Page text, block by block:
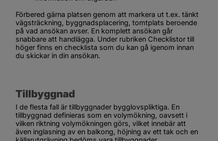
Förbered gärna platsen genom att markera ut t.ex. tänkt
vägsträckning, byggnadsplacering, tomtplats beroende
på vad ansökan avser. En komplett ansökan går
snabbare att handlägga. Under rubriken Checklistor till
höger finns en checklista som du kan gå igenom innan
du skickar in din ansökan.
Tillbyggnad
I de flesta fall är tillbyggnader bygglovspliktiga. En
tillbyggnad definieras som en volymökning, oavsett i
vilken riktning volymökningen görs, vilket innebär att
även inglasning av en balkong, höjning av ett tak och en